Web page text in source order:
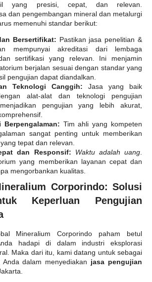
yang presisi, cepat, dan relevan.
dan pengembangan mineral dan metalurgi
memenuhi standar berikut:
Bersertifikat: Pastikan jasa penelitian &
mempunyai akreditasi dari lembaga
sertifikasi yang relevan. Ini menjamin
berjalan sesuai dengan standar yang
pengujian dapat diandalkan.
Teknologi Canggih: Jasa yang baik
alat-alat dan teknologi pengujian
pengujian yang lebih akurat,
Berpengalaman: Tim ahli yang kompeten
sangat penting untuk memberikan
tepat dan relevan.
dan Responsif:
Waktu adalah uang.
yang memberikan layanan cepat dan
mengorbankan kualitas.
Corporindo: Solusi
Keperluan Pengujian
Mineralium Corporindo paham betul
hadapi di dalam industri eksplorasi
Maka dari itu, kami datang untuk sebagai
dalam menyediakan jasa pengujian